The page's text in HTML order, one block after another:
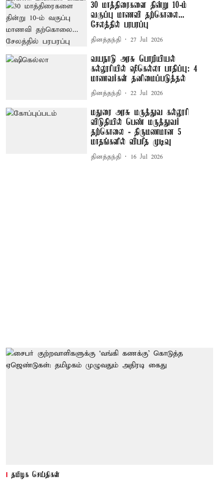
30 மாத்திரைகளை தின்று 10-ம்
வகுப்பு மாணவி தற்கொலை...
சேலத்தில் பரபரப்பு
தினத்தந்தி 27 Jul 2026
வயநாடு அரசு பொறியியல்
கல்லூரியில் ஷிகெல்லா பாதிப்பு: 4
மாணவர்கள் தனிமைப்படுத்தல்
தினத்தந்தி 22 Jul 2026
மதுரை அரசு மருத்துவ கல்லூரி
விடுதியில் பெண் மருத்துவர்
தற்கொலை - திருமணமான 5
மாதங்களில் விபரீத முடிவு
தினத்தந்தி 16 Jul 2026
தமிழக செய்திகள்